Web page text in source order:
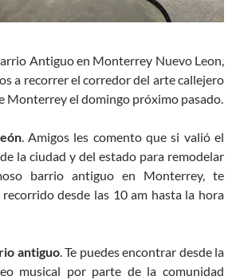
Antiguo en Monterrey Nuevo Leon,
a recorrer el corredor del arte callejero
Monterrey el domingo próximo pasado.
. Amigos les comento que si valió el
la ciudad y del estado para remodelar
barrio antiguo en Monterrey, te
desde las 10 am hasta la hora
antiguo. Te puedes encontrar desde la
musical por parte de la comunidad